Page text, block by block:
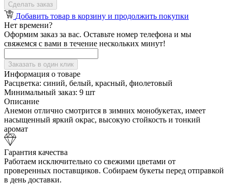
Сделать заказ
Добавить товар в корзину и продолжить покупки
Нет времени?
Оформим заказ за вас. Оставьте номер телефона и мы
свяжемся с вами в течение нескольких минут!
Заказать в один клик
Информация о товаре
Расцветка: синий, белый, красный, фиолетовый
Минимальный заказ: 9 шт
Описание
Анемон отлично смотрится в зимних монобукетах, имеет
насыщенный яркий окрас, высокую стойкость и тонкий
аромат
Гарантия качества
Работаем исключительно со свежими цветами от
проверенных поставщиков. Собираем букеты перед отправкой
в день доставки.